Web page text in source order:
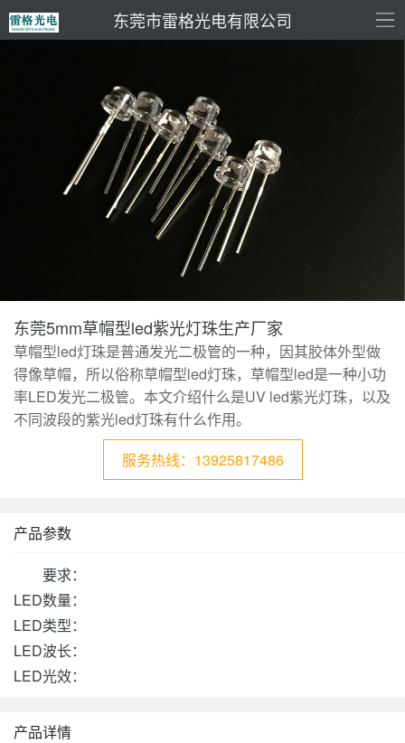
东莞市雷格光电有限公司
东莞5mm草帽型led紫光灯珠生产厂家
草帽型led灯珠是普通发光二极管的一种，因其胶体外型做
得像草帽，所以俗称草帽型led灯珠，草帽型led是一种小功
率LED发光二极管。本文介绍什么是UV led紫光灯珠，以及
不同波段的紫光led灯珠有什么作用。
服务热线：13925817486
产品参数
要求：
LED数量：
LED类型：
LED波长：
LED光效：
产品详情